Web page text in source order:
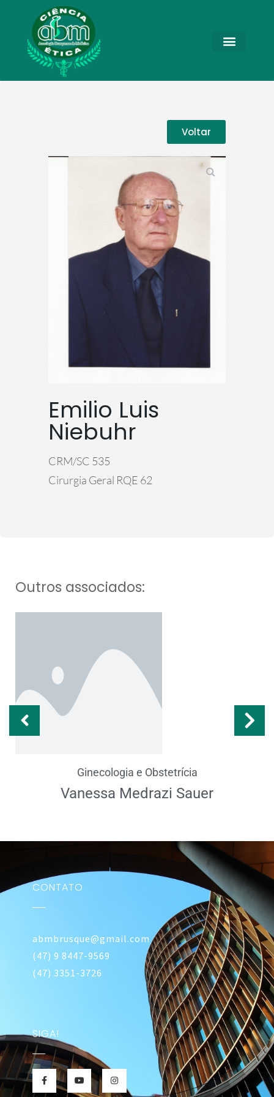
Voltar
Emilio Luis
Niebuhr
CRM/SC 535
Cirurgia Geral RQE 62
Outros associados:
Ginecologia e Obstetrícia
Vanessa Medrazi Sauer
CONTATO
abmbrusque@gmail.com
(47) 9 8447-9569
(47) 3351-3726
SIGA!